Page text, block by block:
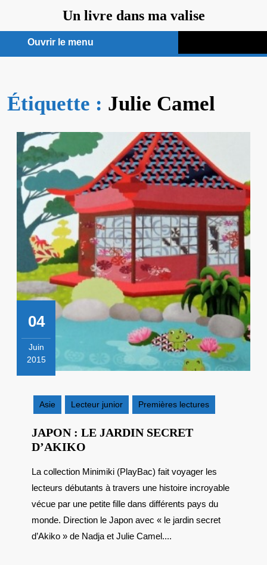
contenu
Un livre dans ma valise
Ouvrir le menu
menu
Étiquette : Julie Camel
04
Juin
2015
2015
Asie
Lecteur junior Premières lectures
JAPON : LE JARDIN SECRET
D’AKIKO
LE
JARDIN
SECRET
D’AKIKO
La collection Minimiki (PlayBac) fait voyager les
lecteurs débutants à travers une histoire incroyable
vécue par une petite fille dans différents pays du
monde. Direction le Japon avec « le jardin secret
d’Akiko » de Nadja et Julie Camel....